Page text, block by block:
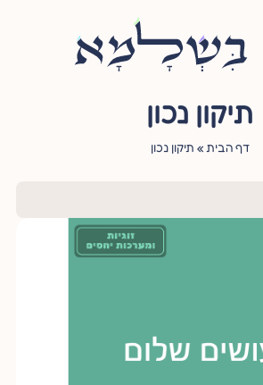
תיקון נכון
דף הבית » תיקון נכון